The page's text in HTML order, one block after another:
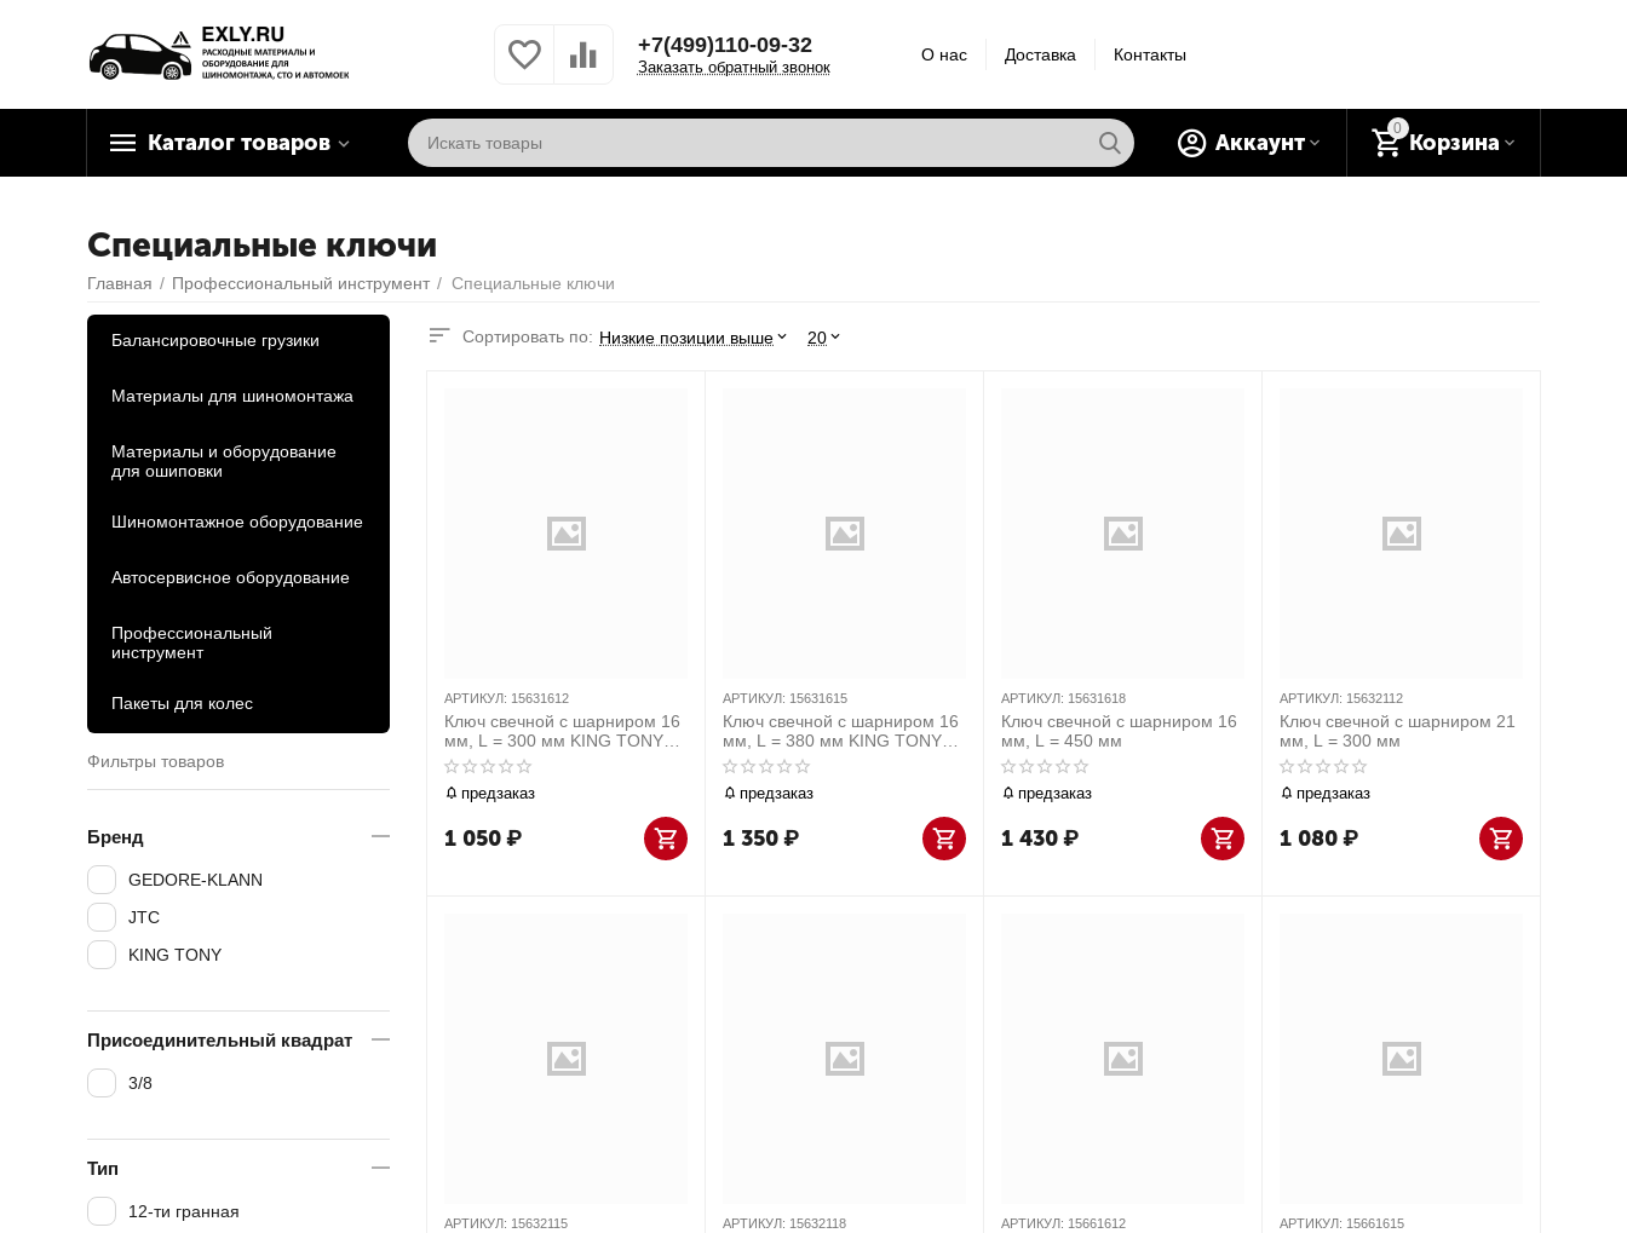
+7(499)110-09-32
Заказать обратный звонок
О нас Доставка Контакты
Каталог товаров
0
Корзина
Аккаунт
Специальные ключи
Главная / Профессиональный инструмент / Специальные ключи
Сортировать по: Низкие позиции выше 20
АРТИКУЛ: 15631612
Ключ свечной с шарниром 16
мм, L = 300 мм KING TONY
15631612
предзаказ
1 050₽
АРТИКУЛ: 15631615
Ключ свечной с шарниром 16
мм, L = 380 мм KING TONY
15631615
предзаказ
1 350₽
АРТИКУЛ: 15631618
Ключ свечной с шарниром 16
мм, L = 450 мм
предзаказ
1 430₽
АРТИКУЛ: 15632112
Ключ свечной с шарниром 21
мм, L = 300 мм
предзаказ
1 080₽
АРТИКУЛ: 15632115 АРТИКУЛ: 15632118 АРТИКУЛ: 15661612 АРТИКУЛ: 15661615
Балансировочные грузики
Материалы для шиномонтажа
Материалы и оборудование
для ошиповки
Шиномонтажное оборудование
Автосервисное оборудование
Профессиональный
инструмент
Пакеты для колес
Фильтры товаров
Бренд
GEDORE-KLANN
JTC
KING TONY
Присоединительный квадрат
3/8
Тип
12-ти гранная